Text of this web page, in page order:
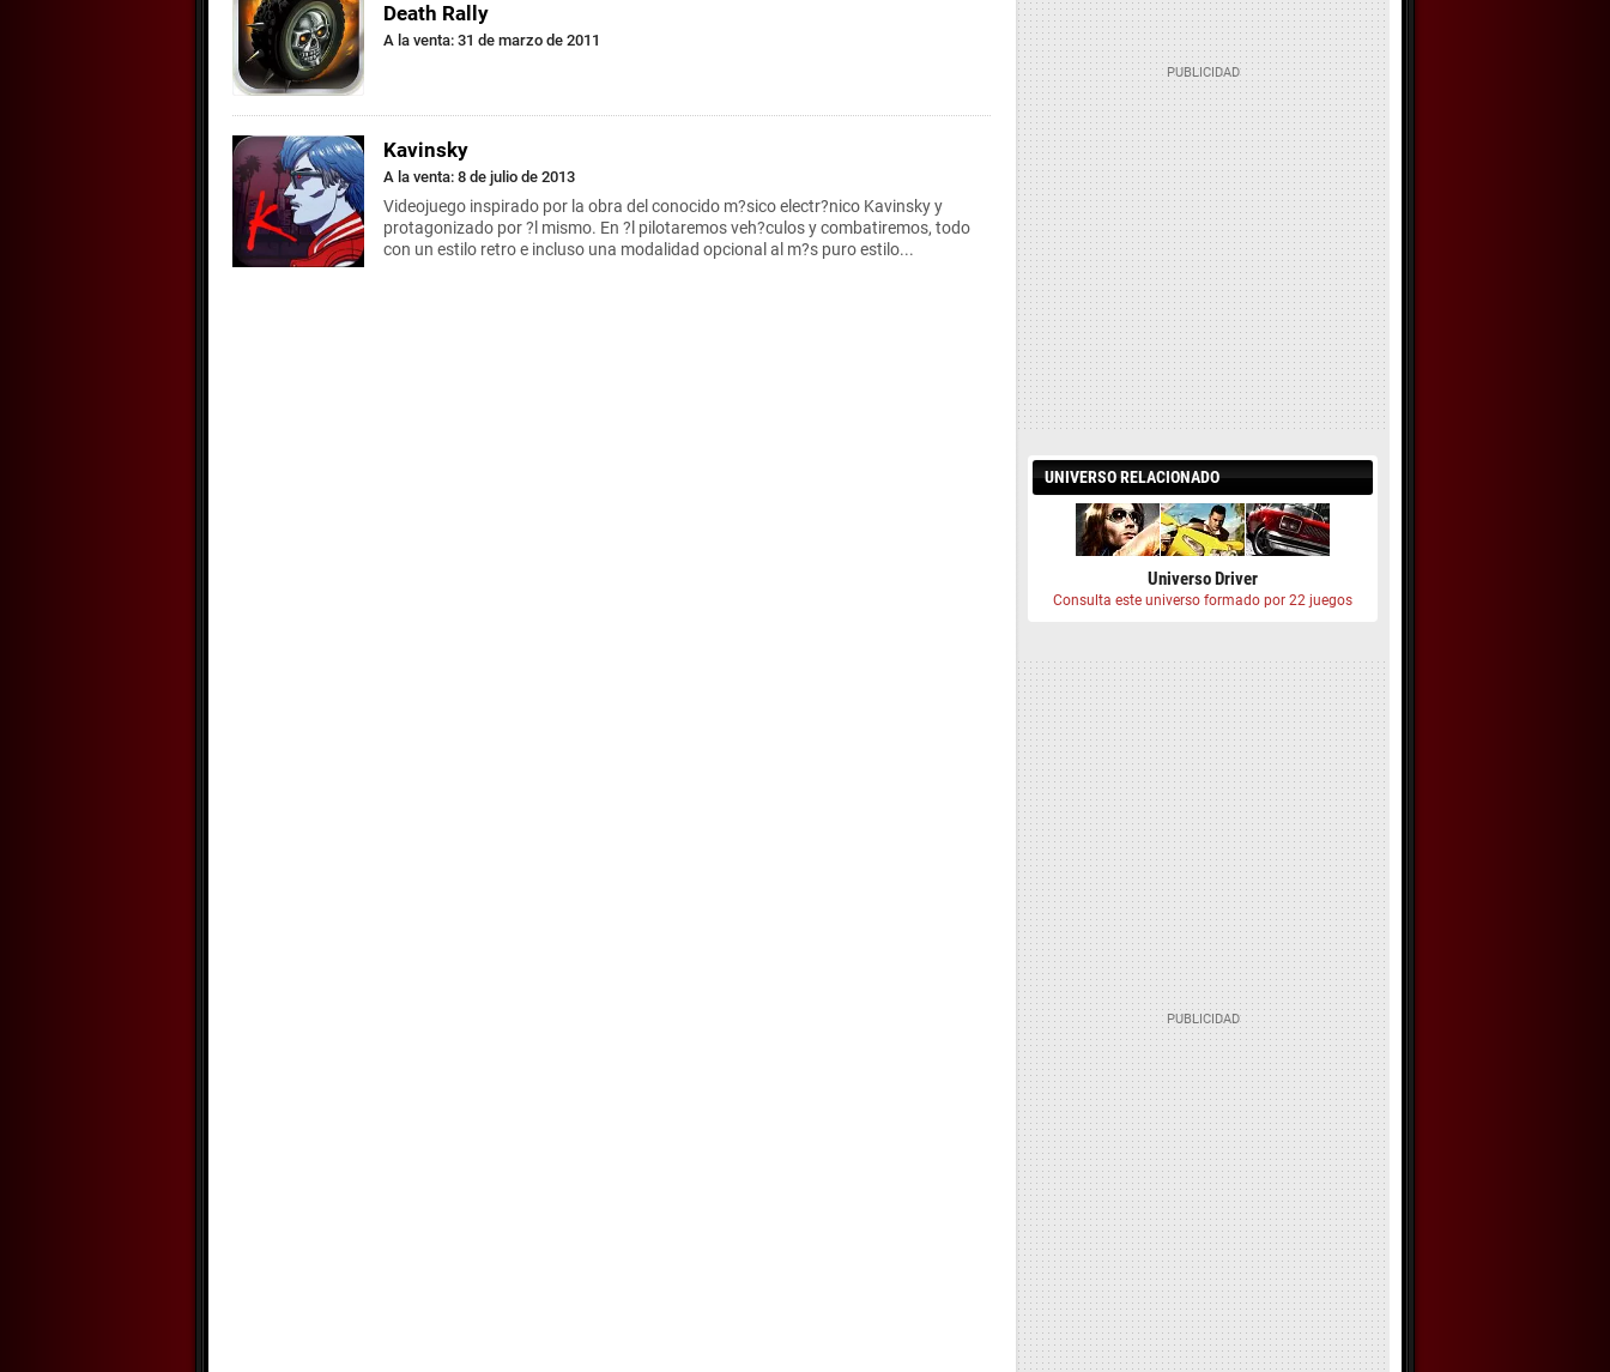
Death Rally
A la venta: 31 de marzo de 2011
Kavinsky
A la venta: 8 de julio de 2013
Videojuego inspirado por la obra del conocido m?sico electr?nico Kavinsky y
protagonizado por ?l mismo. En ?l pilotaremos veh?culos y combatiremos, todo
con un estilo retro e incluso una modalidad opcional al m?s puro estilo...
UNIVERSO RELACIONADO
Universo Driver
Consulta este universo formado por 22 juegos